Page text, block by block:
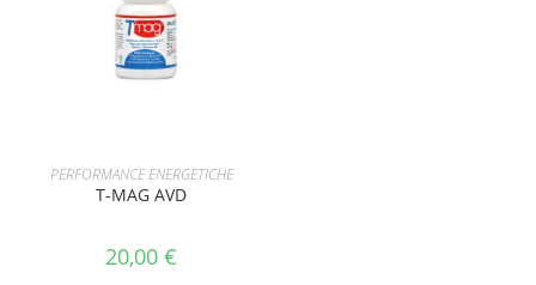
AGGIUNGI AL CARRELLO
PERFORMANCE ENERGETICHE
T-MAG AVD
20,00€